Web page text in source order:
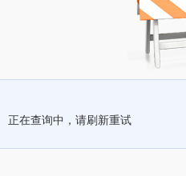
正在查询中，请刷新重试